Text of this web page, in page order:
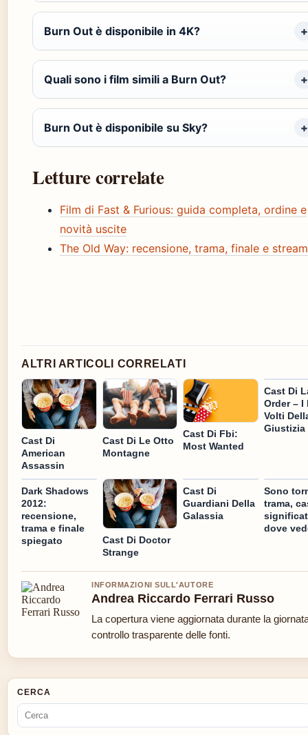
Burn Out è disponibile in 4K?
Quali sono i film simili a Burn Out?
Burn Out è disponibile su Sky?
Letture correlate
Film di Fast & Furious: guida completa, ordine e
novità uscite
The Old Way: recensione, trama, finale e
ALTRI ARTICOLI CORRELATI
Cast Di
American
Assassin
Cast Di Le Otto
Montagne
Cast Di Fbi:
Most Wanted
Cast Di
Order – I
Volti
Giustizia
Dark Shadows
2012:
recensione,
trama e finale
spiegato
Cast Di Doctor
Strange
Cast Di
Guardiani Della
Galassia
Sono
trama,
dove
INFORMAZIONI SULL'AUTORE
Andrea Riccardo Ferrari Russo
La copertura viene aggiornata durante la
controllo trasparente delle fonti.
CERCA